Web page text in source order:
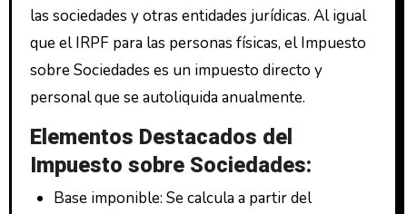
las sociedades y otras entidades jurídicas. Al igual
que el IRPF para las personas físicas, el Impuesto
sobre Sociedades es un impuesto directo y
personal que se autoliquida anualmente.
Elementos Destacados del
Impuesto sobre Sociedades:
Base imponible: Se calcula a partir del